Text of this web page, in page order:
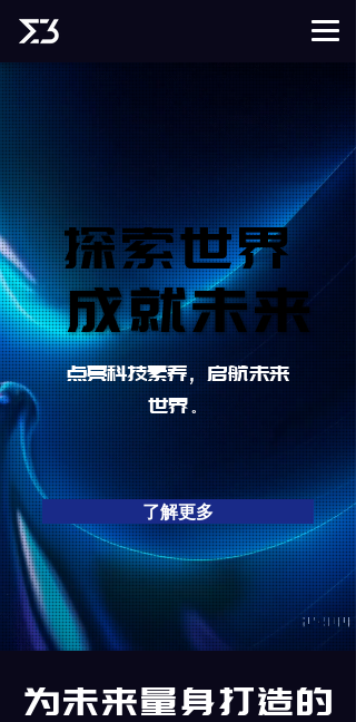
探索世界
探索世界
成就未来
成就未来
点亮科技素养，启航未来
世界。
了解更多
为未来量身打造的